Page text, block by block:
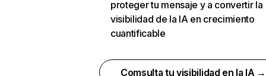
proteger tu mensaje y a convertir la
visibilidad de la IA en crecimiento
cuantificable
Comsulta tu visibilidad en la IA →